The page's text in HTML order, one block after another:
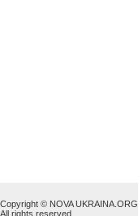
Copyright © NOVA UKRAINA.ORG
All rights reserved.